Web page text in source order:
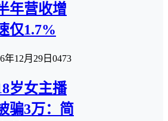
年营收增
仅1.7%
年12月29日 0473
岁女主播
骗3万：简